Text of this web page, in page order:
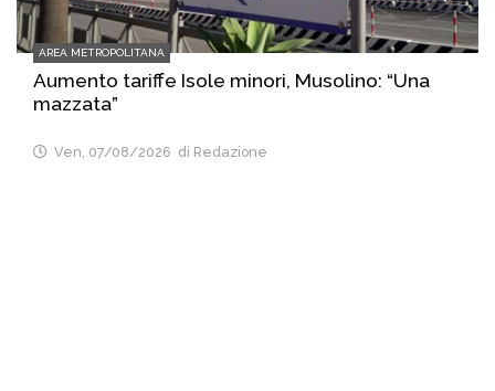
AREA METROPOLITANA
Aumento tariffe Isole minori, Musolino: “Una
mazzata”
Ven, 07/08/2026 di Redazione